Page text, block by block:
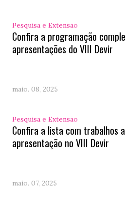
Pesquisa e Extensão
Confira a programação
apresentações do VIII Devir
maio. 08, 2025
Pesquisa e Extensão
Confira a lista com trabalhos
apresentação no VIII Devir
maio. 07, 2025